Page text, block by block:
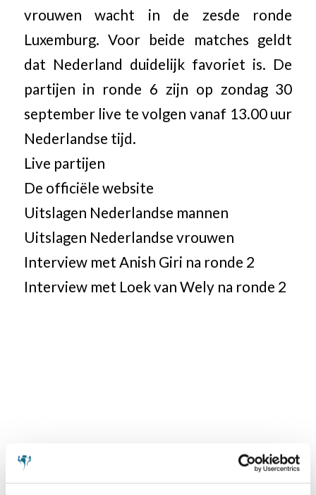
vrouwen wacht in de zesde ronde
Luxemburg. Voor beide matches geldt
dat Nederland duidelijk favoriet is. De
partijen in ronde 6 zijn op zondag 30
september live te volgen vanaf 13.00 uur
Nederlandse tijd.
Live partijen
De officiële website
Uitslagen Nederlandse mannen
Uitslagen Nederlandse vrouwen
Interview met Anish Giri na ronde 2
Interview met Loek van Wely na ronde 2